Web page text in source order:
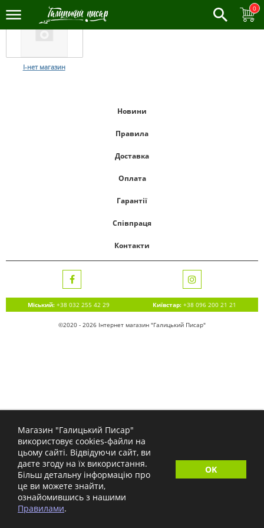
0
Магазин "Галицький Писар"
використовує cookies-файли на
цьому сайті. Відвідуючи сайт, ви
даєте згоду на їх використання.
Більш детальну інформацію про
це ви можете знайти,
ознайомившись з нашими
Правилами.
OK
І-нет магазин
Новини
Правила
Доставка
Оплата
Гарантії
Співпраця
Контакти
Міський: +38 032 255 42 29 Київстар:+38 096 200 21 21
©2020 - 2026 Інтернет магазин "Галицький Писар"